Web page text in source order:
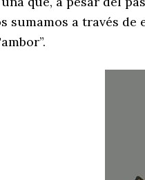
sumamos a través